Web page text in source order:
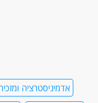
אדמיניסטרציה